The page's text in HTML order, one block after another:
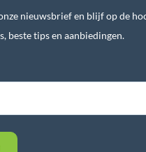
nieuwsbrief en blijf op de
beste tips en aanbiedingen.